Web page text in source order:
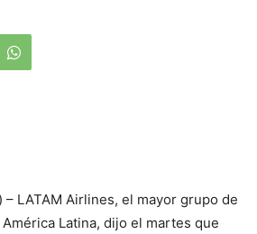
– LATAM Airlines, el mayor grupo de
Latina, dijo el martes que